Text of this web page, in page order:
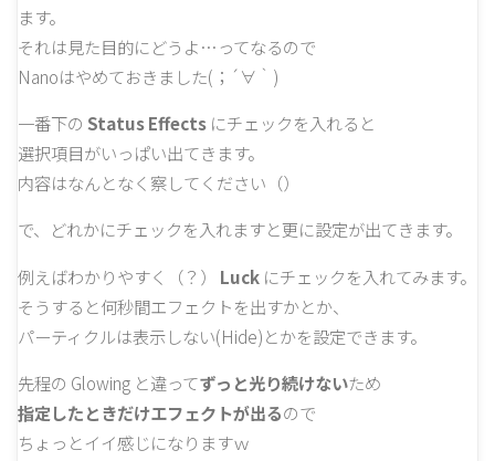
ます。
それは見た目的にどうよ…ってなるので
Nanoはやめておきました(；´∀｀)
一番下のStatus Effects にチェックを入れると
選択項目がいっぱい出てきます。
内容はなんとなく察してください（）
で、どれかにチェックを入れますと更に設定が出てきます。
例えばわかりやすく（？） Luck にチェックを入れてみます。
そうすると何秒間エフェクトを出すかとか、
パーティクルは表示しない(Hide)とかを設定できます。
先程の Glowing と違ってずっと光り続けないため
指定したときだけエフェクトが出るので
ちょっとイイ感じになりますｗ